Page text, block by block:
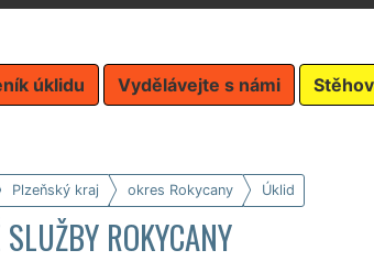
úklidu Vydělávejte s námi
Plzeňský kraj okres Rokycany Úklid
ROKYCANY